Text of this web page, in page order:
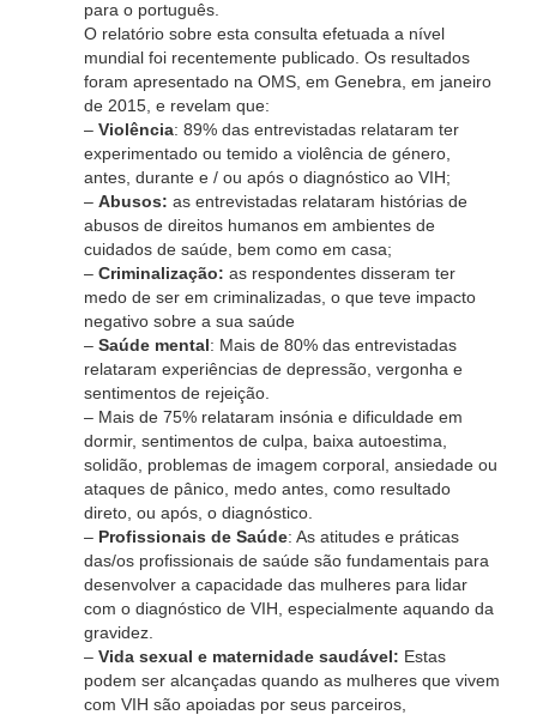
para o português.
O relatório sobre esta consulta efetuada a nível
mundial foi recentemente publicado. Os resultados
foram apresentado na OMS, em Genebra, em janeiro
de 2015, e revelam que:
– Violência: 89% das entrevistadas relataram ter
experimentado ou temido a violência de género,
antes, durante e / ou após o diagnóstico ao VIH;
– Abusos: as entrevistadas relataram histórias de
abusos de direitos humanos em ambientes de
cuidados de saúde, bem como em casa;
– Criminalização: as respondentes disseram ter
medo de ser em criminalizadas, o que teve impacto
negativo sobre a sua saúde
– Saúde mental: Mais de 80% das entrevistadas
relataram experiências de depressão, vergonha e
sentimentos de rejeição.
– Mais de 75% relataram insónia e dificuldade em
dormir, sentimentos de culpa, baixa autoestima,
solidão, problemas de imagem corporal, ansiedade ou
ataques de pânico, medo antes, como resultado
direto, ou após, o diagnóstico.
– Profissionais de Saúde: As atitudes e práticas
das/os profissionais de saúde são fundamentais para
desenvolver a capacidade das mulheres para lidar
com o diagnóstico de VIH, especialmente aquando da
gravidez.
– Vida sexual e maternidade saudável: Estas
podem ser alcançadas quando as mulheres que vivem
com VIH são apoiadas por seus parceiros,